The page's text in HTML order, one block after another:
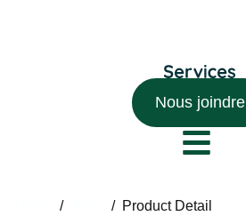
Nous joindre
/ / Product Detail